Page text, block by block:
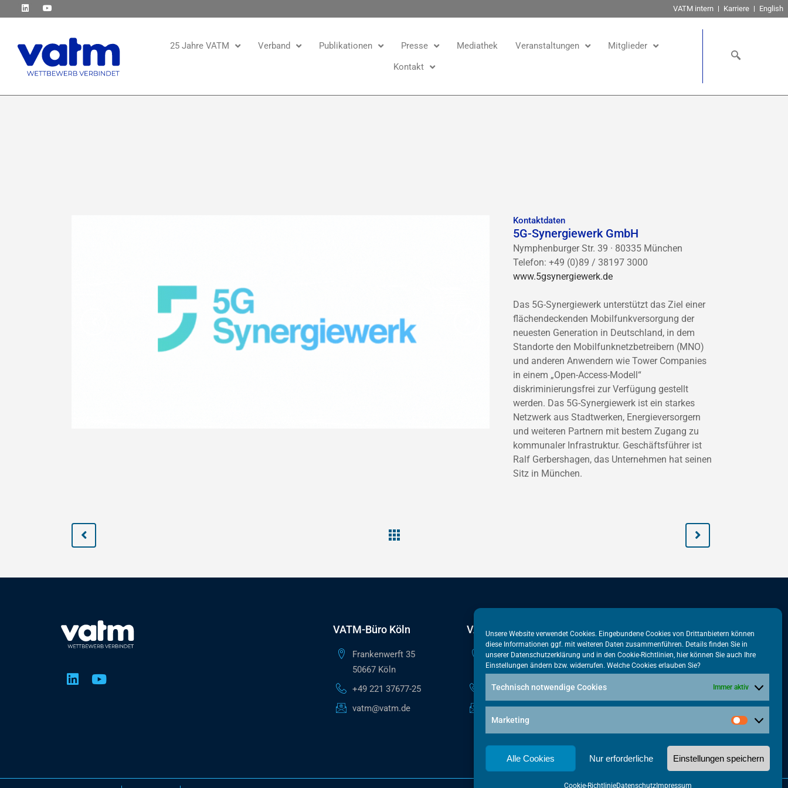
Unsere Website verwendet Cookies. Eingebundene Cookies von Drittanbietern können
diese Informationen ggf. mit weiteren Daten zusammenführen. Details finden Sie in
unserer Datenschutzerklärung und in den Cookie-Richtlinien, hier können Sie auch Ihre
Einstellungen ändern bzw. widerrufen. Welche Cookies erlauben Sie?
Technisch notwendige Cookies Immer aktiv
Marketing
Alle Cookies Nur erforderliche Einstellungen speichern
Cookie-RichtlinieDatenschutzImpressum
VATM intern Karriere English
25 Jahre VATM Verband Publikationen Presse Mediathek Veranstaltungen
Mitglieder
Kontakt
Kontaktdaten
5G-Synergiewerk GmbH
Nymphenburger Str. 39 · 80335 München
Telefon: +49 (0)89 / 38197 3000
www.5gsynergiewerk.de
Das 5G-Synergiewerk unterstützt das Ziel einer
flächendeckenden Mobilfunkversorgung der
neuesten Generation in Deutschland, in dem
Standorte den Mobilfunknetzbetreibern (MNO)
und anderen Anwendern wie Tower Companies
in einem „Open-Access-Modell“
diskriminierungsfrei zur Verfügung gestellt
werden. Das 5G-Synergiewerk ist ein starkes
Netzwerk aus Stadtwerken, Energieversorgern
und weiteren Partnern mit bestem Zugang zu
kommunaler Infrastruktur. Geschäftsführer ist
Ralf Gerbershagen, das Unternehmen hat seinen
Sitz in München.
VATM-Büro Köln
Frankenwerft 35
50667 Köln
+49 221 37677-25
vatm@vatm.de
VATM-Hauptstadtbüro
Reinhardtstr. 31
10117 Berlin
+49 30 505615-38
berlin@vatm.de
VATM-Büro Brüssel
„House of Competition“
Rue de Trèves 49-51
+32 2 446 00 77